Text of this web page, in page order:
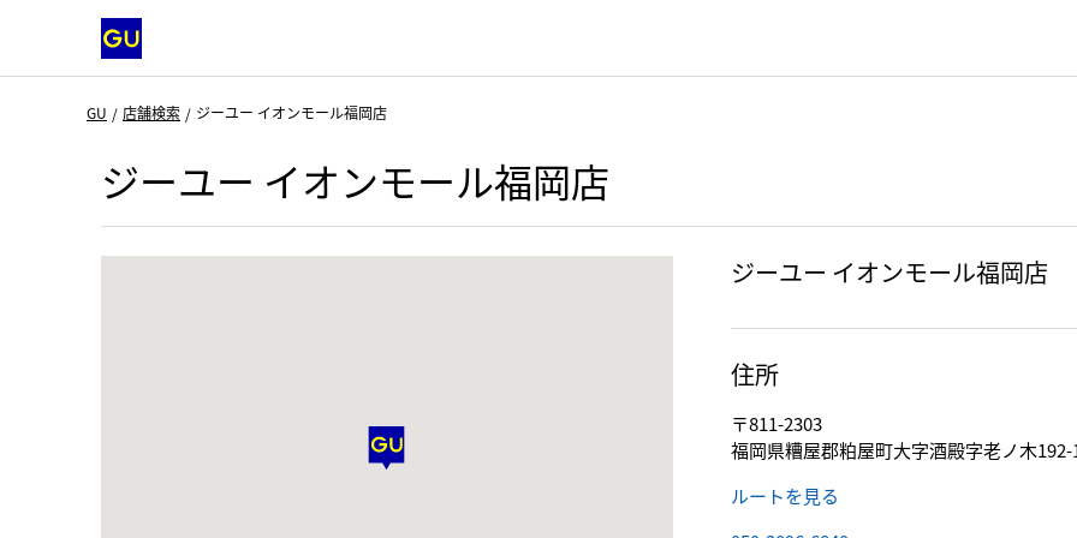
GU 店舗検索 ジーユー イオンモール福岡店
ジーユー イオンモール福岡店
ジーユー イオンモール福岡店
住所
〒811-2303
福岡県糟屋郡粕屋町大字酒殿字老ノ木
ルートを見る